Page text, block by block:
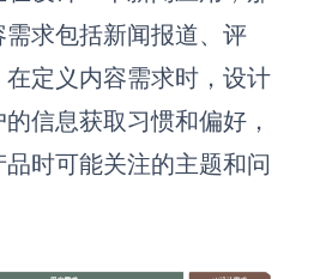
求包括新闻报道、评
定义内容需求时，设计
信息获取习惯和偏好，
时可能关注的主题和问